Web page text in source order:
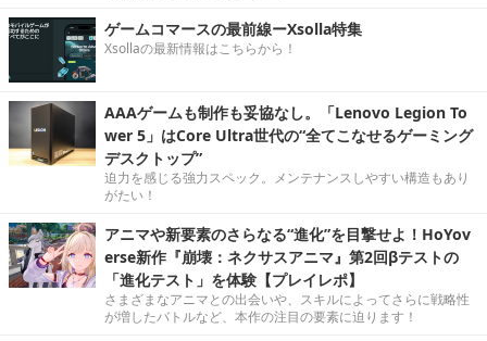
ゲームコマースの最前線ーXsolla特集
Xsollaの最新情報はこちらから！
AAAゲームも制作も妥協なし。「Lenovo Legion To
wer 5」はCore Ultra世代の“全てこなせるゲーミング
デスクトップ”
迫力を感じる強力スペック。メンテナンスしやすい構造もあり
がたい！
アニマや新要素のさらなる“進化”を目撃せよ！HoYov
erse新作『崩壊：ネクサスアニマ』第2回βテストの
「進化テスト」を体験【プレイレポ】
さまざまなアニマとの出会いや、スキルによってさらに戦略性
が増したバトルなど、本作の注目の要素に迫ります！